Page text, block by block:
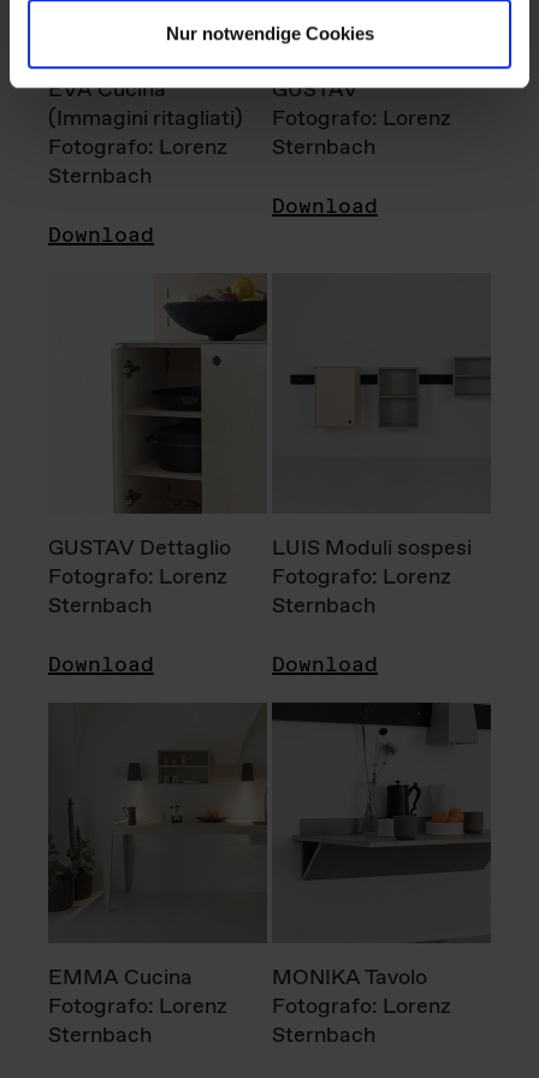
Nur notwendige Cookies
EVA Cucina
(Immagini ritagliati)
Fotografo: Lorenz
Sternbach
Download
GUSTAV
Fotografo: Lorenz
Sternbach
Download
GUSTAV Dettaglio
Fotografo: Lorenz
Sternbach
Download
LUIS Moduli sospesi
Fotografo: Lorenz
Sternbach
Download
EMMA Cucina
Fotografo: Lorenz
Sternbach
MONIKA Tavolo
Fotografo: Lorenz
Sternbach